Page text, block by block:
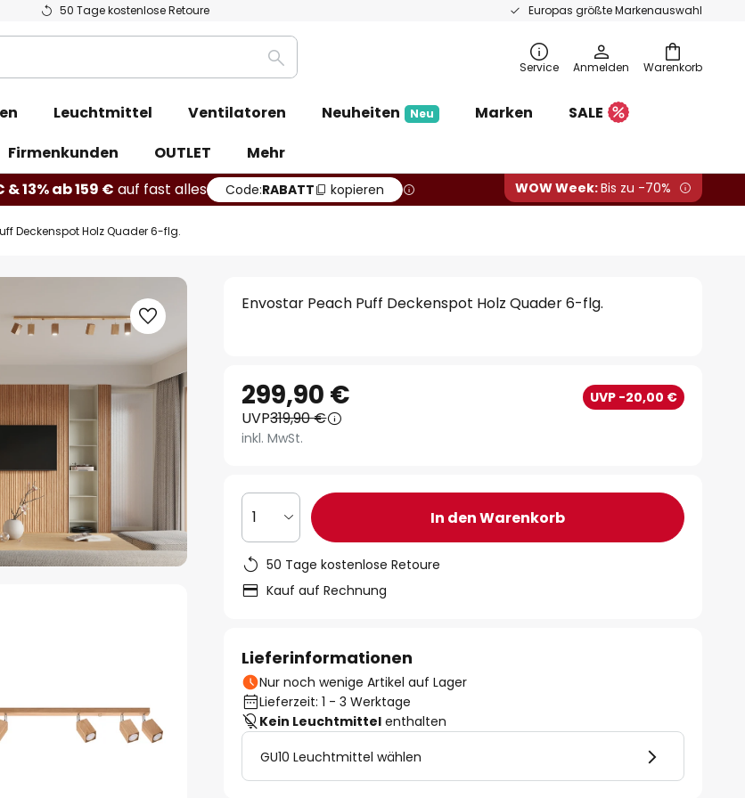
50 Tage kostenlose Retoure Europas größte Markenauswahl
Warenkorb
Suche Service Anmelden
Leuchtmittel Ventilatoren Neuheiten Neu Marken
SALE
Firmenkunden
OUTLET
Mehr
& 13% ab 159 € auf fast alles Code:RABATT kopieren WOW Week:Bis zu -70%
Deckenspot Holz Quader 6-flg.
Envostar Peach Puff Deckenspot Holz Quader 6-flg.
299,90 € UVP -20,00 €
UVP319,90 €
inkl. MwSt.
1 In den Warenkorb
50 Tage kostenlose Retoure
Kauf auf Rechnung
Lieferinformationen
Nur noch wenige Artikel auf Lager
Lieferzeit: 1 - 3 Werktage
Kein Leuchtmittel enthalten
GU10 Leuchtmittel wählen